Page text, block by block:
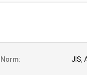
Norm: JIS,